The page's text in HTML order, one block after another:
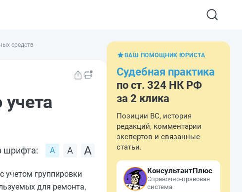
средств
шрифта:
учетом группировки
для ремонта,
ВАШ ПОМОЩНИК ЮРИСТА
Судебная практика
по ст. 324 НК РФ
за 2 клика
Позиции ВС, история
редакций, комментарии
экспертов и связанные
статьи.
КонсультантПлюс
Справочно-правовая
система